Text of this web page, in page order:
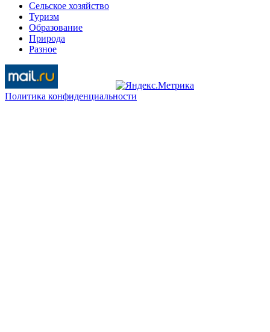
Сельское хозяйство
Туризм
Образование
Природа
Разное
Политика конфиденциальности